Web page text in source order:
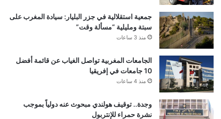
جمعية استقلالية في جزر البليار: سيادة المغرب على
سبتة ومليلية “مسألة وقت”
منذ 3 ساعات
الجامعات المغربية تواصل الغياب عن قائمة أفضل
10 جامعات في إفريقيا
منذ 4 ساعات
وجدة.. توقيف هولندي مبحوث عنه دولياً بموجب
نشرة حمراء للإنتربول